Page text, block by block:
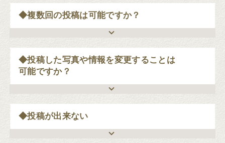
◆複数回の投稿は可能ですか？
◆投稿した写真や情報を変更することは
可能ですか？
◆投稿が出来ない